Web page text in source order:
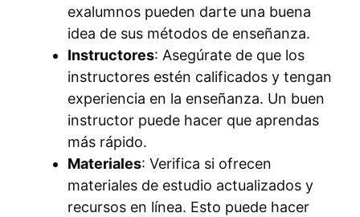
exalumnos pueden darte una buena
idea de sus métodos de enseñanza.
Instructores: Asegúrate de que los
instructores estén calificados y tengan
experiencia en la enseñanza. Un buen
instructor puede hacer que aprendas
más rápido.
Materiales: Verifica si ofrecen
materiales de estudio actualizados y
recursos en línea. Esto puede hacer